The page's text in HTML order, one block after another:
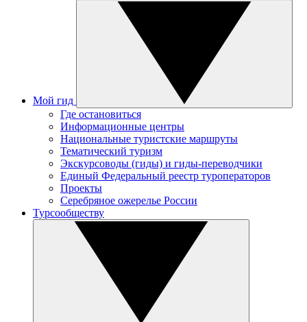
Мой гид
Где остановиться
Информационные центры
Национальные туристские маршруты
Тематический туризм
Экскурсоводы (гиды) и гиды-переводчики
Единый Федеральный реестр туроператоров
Проекты
Серебряное ожерелье России
Турсообществу